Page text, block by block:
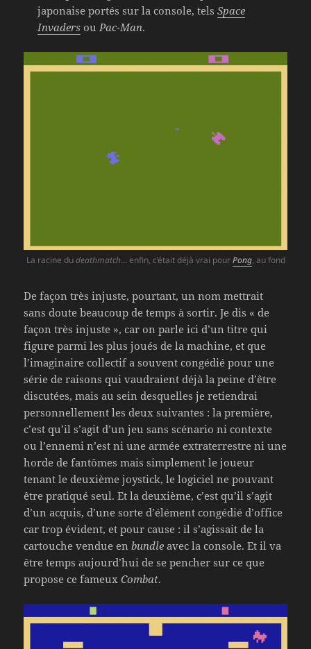
japonaise portés sur la console, telsSpace
Invaders ouPac-Man.
La racine dudeathmatch… enfin, c’était déjà vrai pourPong, au fond
De façon très injuste, pourtant, un nom mettrait
sans doute beaucoup de temps à sortir. Je dis « de
façon très injuste », car on parle ici d’un titre qui
figure parmi les plus joués de la machine, et que
l’imaginaire collectif a souvent congédié pour une
série de raisons qui vaudraient déjà la peine d’être
discutées, mais au sein desquelles je retiendrai
personnellement les deux suivantes : la première,
c’est qu’il s’agit d’un jeu sans scénario ni contexte
ou l’ennemi n’est ni une armée extraterrestre ni une
horde de fantômes mais simplement le joueur
tenant le deuxième joystick, le logiciel ne pouvant
être pratiqué seul. Et la deuxième, c’est qu’il s’agit
d’un acquis, d’une sorte d’élément congédié d’office
car trop évident, et pour cause : il s’agissait de la
cartouche vendue enbundle avec la console. Et il va
être temps aujourd’hui de se pencher sur ce que
propose ce fameuxCombat.